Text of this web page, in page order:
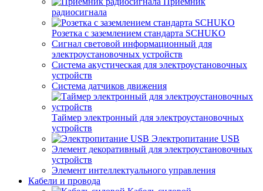
радиосигнала
Розетка с заземлением стандарта SCHUKO
Сигнал световой информационный для
электроустановочных устройств
Система акустическая для электроустановочных
устройств
Система датчиков движения
Таймер электронный для электроустановочных
устройств
Электропитание USB
Элемент декоративный для электроустановочных
устройств
Элемент интеллектуального управления
Кабели и провода